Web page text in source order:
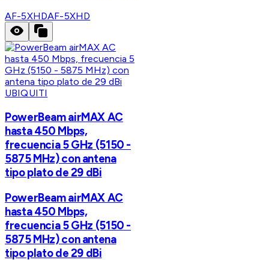
AF-5XHDAF-5XHD
UBIQUITI
PowerBeam airMAX AC
hasta 450 Mbps,
frecuencia 5 GHz (5150 -
5875 MHz) con antena
tipo plato de 29 dBi
PowerBeam airMAX AC
hasta 450 Mbps,
frecuencia 5 GHz (5150 -
5875 MHz) con antena
tipo plato de 29 dBi